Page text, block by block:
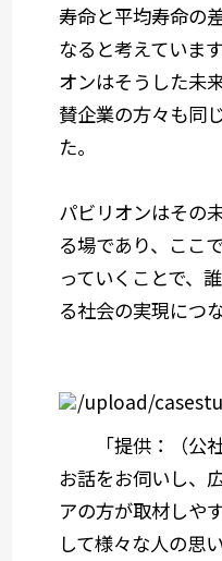
寿命と平均寿命の
なると考えていま
オンはそうした未
賛企業の方々も同
た。
パビリオンはその
る場であり、ここ
っていくことで、
る社会の実現につ
「提供：（公
お話をお伺いし、
アの方が取材しや
して様々な人の思